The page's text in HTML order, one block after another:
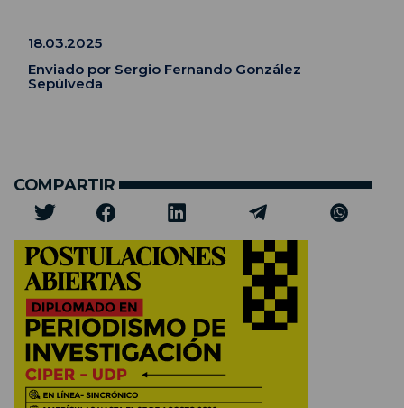
18.03.2025
Enviado por Sergio Fernando González
Sepúlveda
COMPARTIR